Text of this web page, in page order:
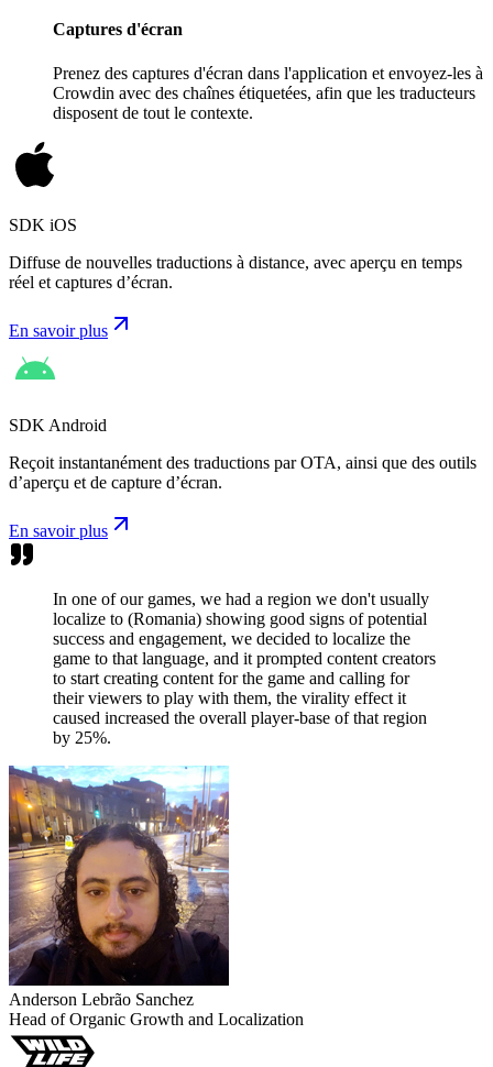
Captures d'écran
Prenez des captures d'écran dans l'application et envoyez-les à
Crowdin avec des chaînes étiquetées, afin que les traducteurs
disposent de tout le contexte.
SDK iOS
Diffuse de nouvelles traductions à distance, avec aperçu en temps
réel et captures d’écran.
En savoir plus
SDK Android
Reçoit instantanément des traductions par OTA, ainsi que des outils
d’aperçu et de capture d’écran.
En savoir plus
In one of our games, we had a region we don't usually
localize to (Romania) showing good signs of potential
success and engagement, we decided to localize the
game to that language, and it prompted content creators
to start creating content for the game and calling for
their viewers to play with them, the virality effect it
caused increased the overall player-base of that region
by 25%.
Anderson Lebrão Sanchez
Head of Organic Growth and Localization